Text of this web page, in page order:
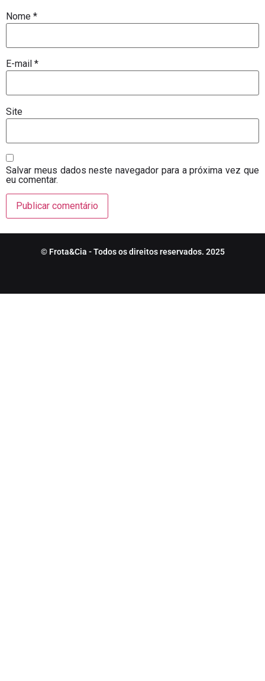
Nome *
E-mail *
Site
Salvar meus dados neste navegador para a próxima vez que
eu comentar.
© Frota&Cia - Todos os direitos reservados. 2025